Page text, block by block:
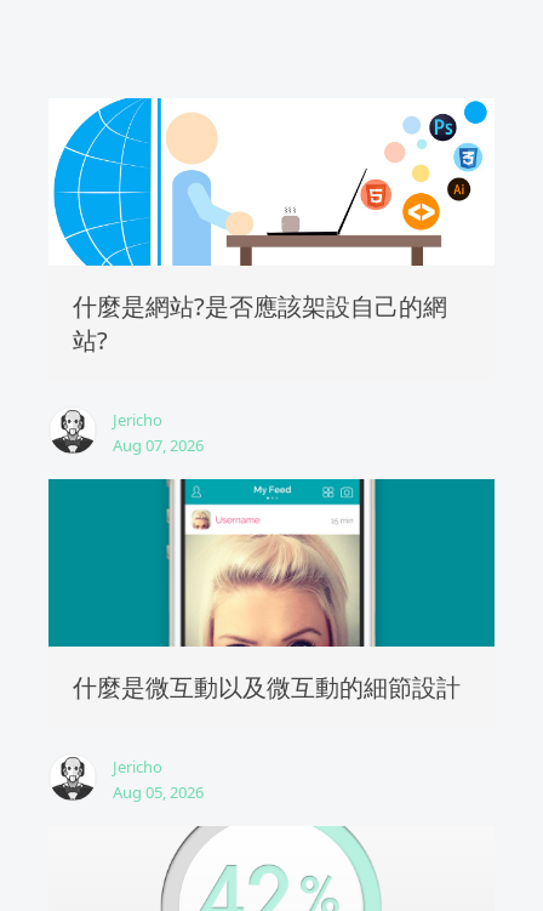
什麼是網站?是否應該架設自己的網
站?
Jericho
Aug 07, 2026
什麼是微互動以及微互動的細節設計
Jericho
Aug 05, 2026